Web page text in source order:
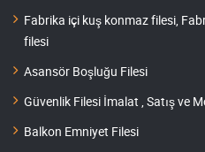
Fabrika içi kuş konmaz filesi,
filesi
Asansör Boşluğu Filesi
Güvenlik Filesi İmalat , Satış ve
Balkon Emniyet Filesi